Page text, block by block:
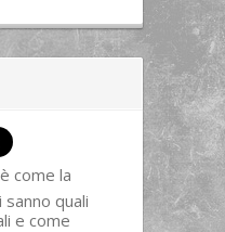
come la
quali
e come